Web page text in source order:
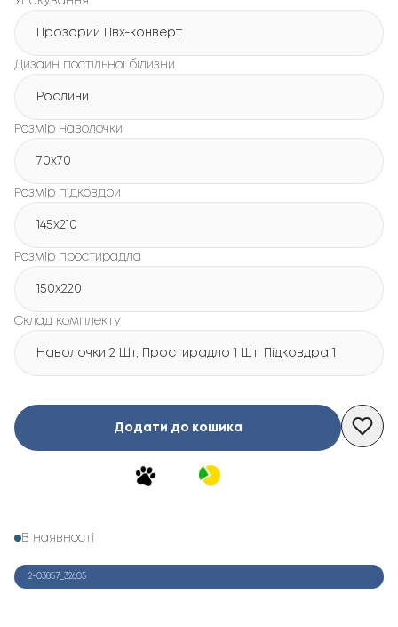
Прозорий Пвх-конверт
Дизайн постільної білизни
Рослини
Розмір наволочки
70x70
Розмір підковдри
145x210
Розмір простирадла
150x220
Склад комплекту
Наволочки 2 Шт, Простирадло 1 Шт, Підковдра 1 Шт
Додати до кошика
В наявності
2-03857_32605